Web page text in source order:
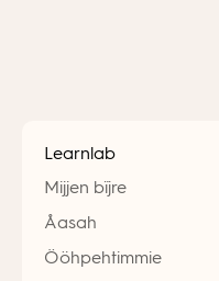
Learnlab
Mijjen bïjre
Åasah
Ööhpehtimmie